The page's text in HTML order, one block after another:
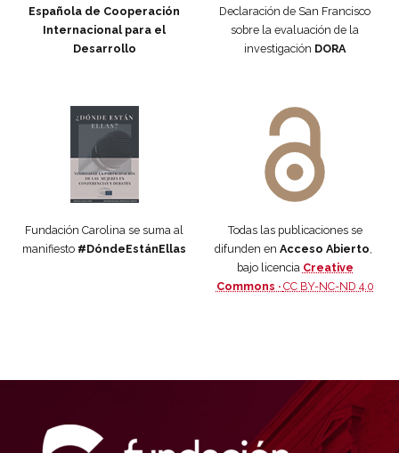
Española de Cooperación
Internacional para el
Desarrollo
Declaración de San Francisco
sobre la evaluación de la
investigación DORA
Fundación Carolina se suma al
manifiesto #DóndeEstánEllas
Todas las publicaciones se
difunden en Acceso Abierto,
bajo licencia Creative
Commons · CC BY-NC-ND 4.0